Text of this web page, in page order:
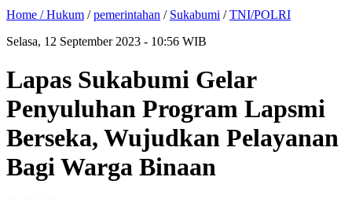
Home /Hukum /pemerintahan / Sukabumi /TNI/POLRI
Selasa, 12 September 2023 - 10:56 WIB
Lapas Sukabumi Gelar
Penyuluhan Program Lapsmi
Berseka, Wujudkan Pelayanan
Bagi Warga Binaan